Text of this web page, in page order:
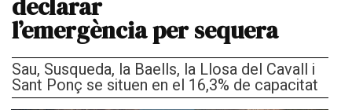
l’emergència per sequera
Sau, Susqueda, la Baells, la Llosa del Cavall i
Sant Ponç se situen en el 16,3% de capacitat